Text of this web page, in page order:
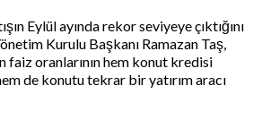
Eylül ayında rekor seviyeye çıktığını
Kurulu Başkanı Ramazan Taş,
faiz oranlarının hem konut kredisi
de konutu tekrar bir yatırım aracı